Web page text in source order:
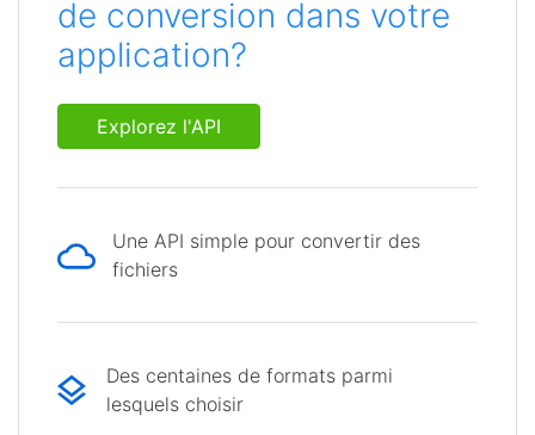
de conversion dans votre
application?
Explorez l'API
Une API simple pour convertir des
fichiers
Des centaines de formats parmi
lesquels choisir